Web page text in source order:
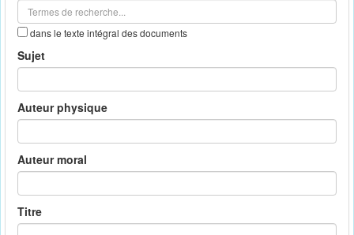
dans le texte intégral des documents
Sujet
Auteur physique
Auteur moral
Titre